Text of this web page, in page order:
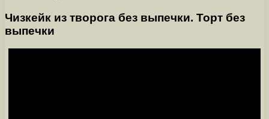
Чизкейк из творога без выпечки. Торт без
выпечки